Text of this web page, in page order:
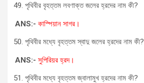
পৃথিবীর বৃহত্তম লবণাক্ত জলের হ্রদের নাম কী?
ANS:- কাস্পিয়ান সাগর।
পৃথিবীর মধ্যে বৃহত্তম স্বাদু জলের হ্রদের নাম কী?
ANS:- সুপিরিয়র হ্রদ।
পৃথিবীর মধ্যে বৃহত্তম জ্বালামুখ হ্রদের নাম কী?